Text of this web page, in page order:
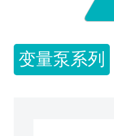
变量泵系列